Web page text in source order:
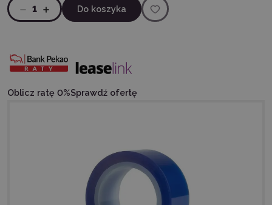
1 Do koszyka
Oblicz ratę 0%Sprawdź ofertę